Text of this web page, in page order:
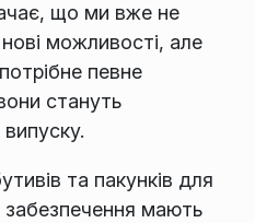
що ми вже не
можливості, але
певне
стануть
та пакунків для
мають